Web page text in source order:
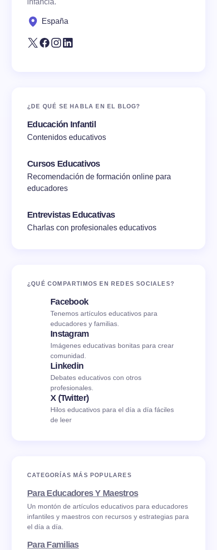
infancia.
España
¿DE QUÉ SE HABLA EN EL BLOG?
Educación Infantil
Contenidos educativos
Cursos Educativos
Recomendación de formación online para
educadores
Entrevistas Educativas
Charlas con profesionales educativos
¿QUÉ COMPARTIMOS EN REDES SOCIALES?
Facebook
Tenemos artículos educativos para
educadores y familias.
Instagram
Imágenes educativas bonitas para crear
comunidad.
Linkedin
Debates educativos con otros
profesionales.
X (Twitter)
Hilos educativos para el día a día fáciles
de leer
CATEGORÍAS MÁS POPULARES
Para Educadores Y Maestros
Un montón de artículos educativos para educadores
infantiles y maestros con recursos y estrategias para
el día a día.
Para Familias